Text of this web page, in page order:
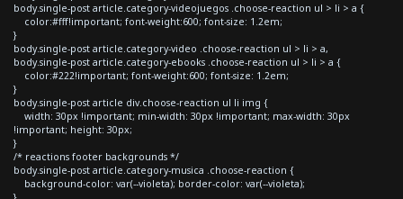
body.single-post article.category-videojuegos .choose-reaction ul > li > a {
color:#fff!important; font-weight:600; font-size: 1.2em;
}
body.single-post article.category-video .choose-reaction ul > li > a,
body.single-post article.category-ebooks .choose-reaction ul > li > a {
color:#222!important; font-weight:600; font-size: 1.2em;
}
body.single-post article div.choose-reaction ul li img {
width: 30px !important; min-width: 30px !important; max-width: 30px
!important; height: 30px;
}
/* reactions footer backgrounds */
body.single-post article.category-musica .choose-reaction {
background-color: var(--violeta); border-color: var(--violeta);